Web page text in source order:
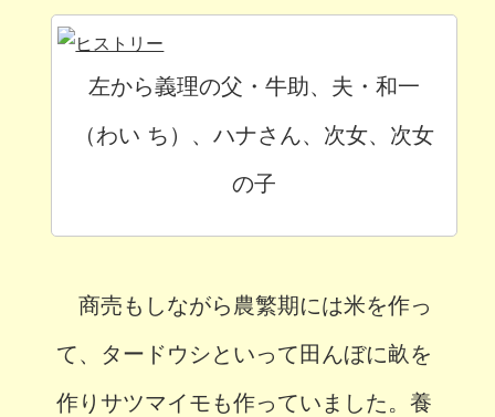
左から義理の父・牛助、夫・和一
（わい ち）、ハナさん、次女、次女
の子
商売もしながら農繁期には米を作っ
て、タードウシといって田んぼに畝を
作りサツマイモも作っていました。養